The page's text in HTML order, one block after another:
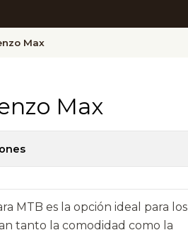
Max
Max
MTB es la opción ideal para los
tanto la comodidad como la